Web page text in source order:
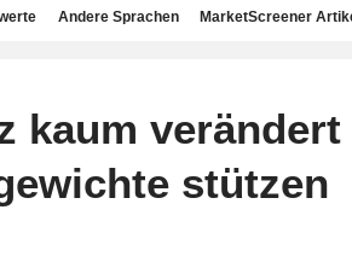
Andere Sprachen MarketScreener
kaum verändert
stützen